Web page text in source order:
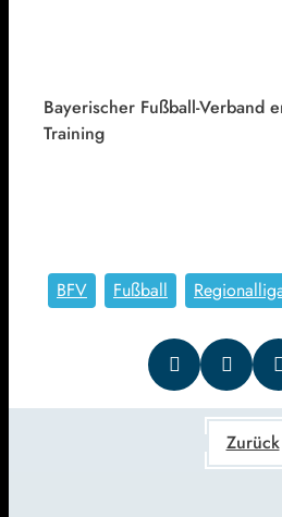
Bayerischer Fußball-Verband
Training
BFV Fußball
Zurück